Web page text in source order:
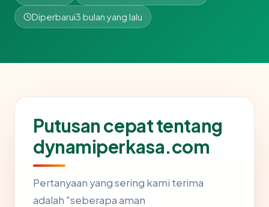
Diperbarui3 bulan yang lalu
Putusan cepat tentang
dynamiperkasa.com
Pertanyaan yang sering kami terima
adalah "seberapa aman